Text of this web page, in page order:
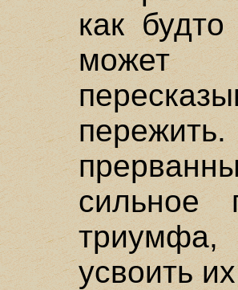
как
может
сильное
триумфа,
усвоить